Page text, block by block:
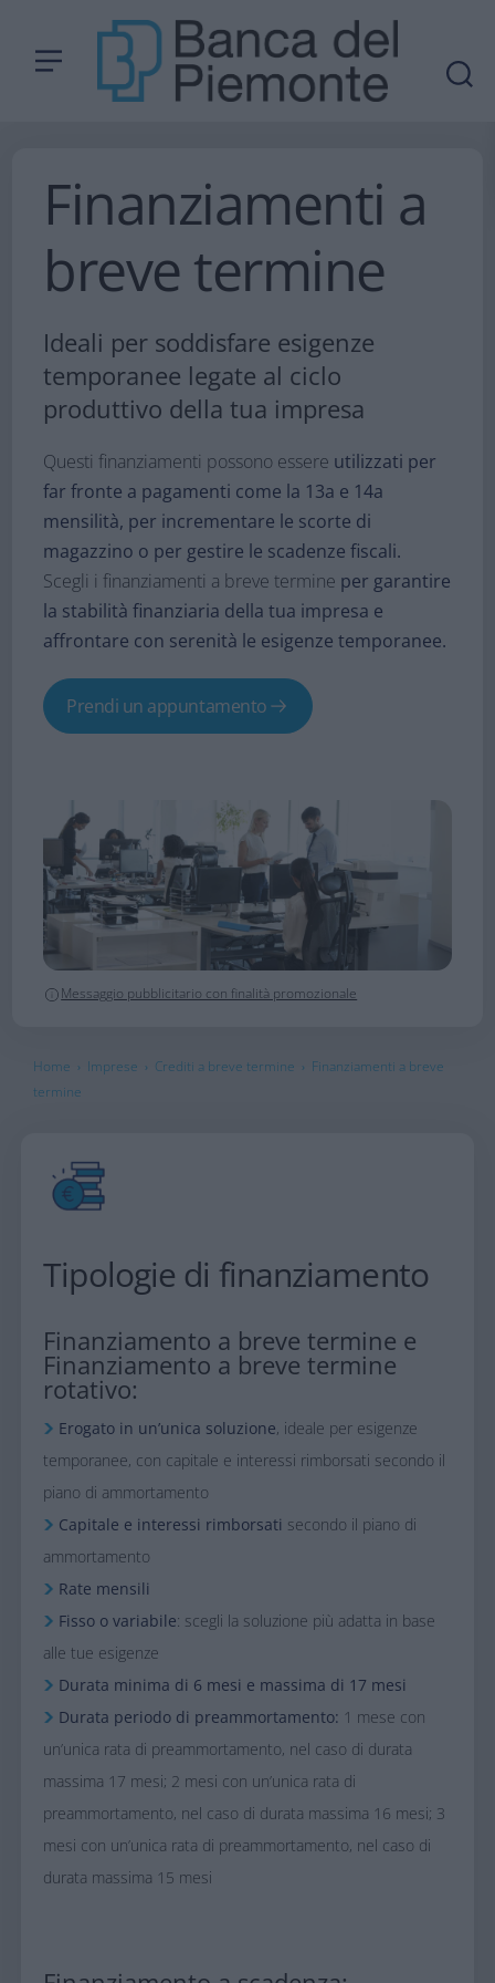
Finanziamenti a
breve termine​
Ideali per soddisfare esigenze
temporanee legate al ciclo
produttivo della tua impresa
Questi finanziamenti possono essere utilizzati per
far fronte a pagamenti come la 13a e 14a
mensilità, per incrementare le scorte di
magazzino o per gestire le scadenze fiscali.​
Scegli i finanziamenti a breve termine per garantire
la stabilità finanziaria della tua impresa e
affrontare con serenità le esigenze temporanee.​
Prendi un appuntamento
Messaggio pubblicitario con finalità promozionale
Home › Imprese › Crediti a breve termine › Finanziamenti a breve
termine
Tipologie di finanziamento​
Finanziamento a breve termine e
Finanziamento a breve termine
rotativo:​
​Erogato in un’unica soluzione, ideale per esigenze
temporanee, con capitale e interessi rimborsati secondo il
piano di ammortamento
Capitale e interessi rimborsati secondo il piano di
ammortamento​
Rate mensili​
Fisso o variabile: scegli la soluzione più adatta in base
alle tue esigenze
Durata minima di 6 mesi e massima di 17 mesi
Durata periodo di preammortamento: 1 mese con
un’unica rata di preammortamento, nel caso di durata
massima 17 mesi; 2 mesi con un’unica rata di
preammortamento, nel caso di durata massima 16 mesi; 3
mesi con un’unica rata di preammortamento, nel caso di
durata massima 15 mesi